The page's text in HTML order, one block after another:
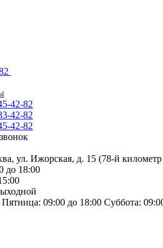
42-82
42-82
42-82
ул. Ижорская, д. 15 (78-й
до 18:00
09:00 до 18:00 Суббота: